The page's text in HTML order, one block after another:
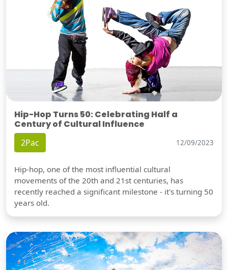
Hip-Hop Turns 50: Celebrating Half a
Century of Cultural Influence
2Pac 12/09/2023
Hip-hop, one of the most influential cultural
movements of the 20th and 21st centuries, has
recently reached a significant milestone - it's turning 50
years old.